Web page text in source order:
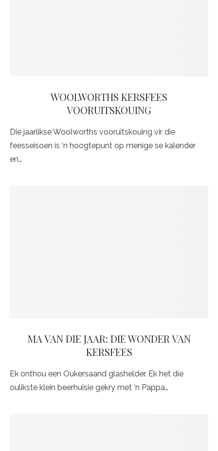
WOOLWORTHS KERSFEES
VOORUITSKOUING
Die jaarlikse Woolworths vooruitskouing vir die
feesseisoen is ‘n hoogtepunt op menige se kalender
en…
MA VAN DIE JAAR: DIE WONDER VAN
KERSFEES
Ek onthou een Oukersaand glashelder. Ek het die
oulikste klein beerhuisie gekry met ‘n Pappa…